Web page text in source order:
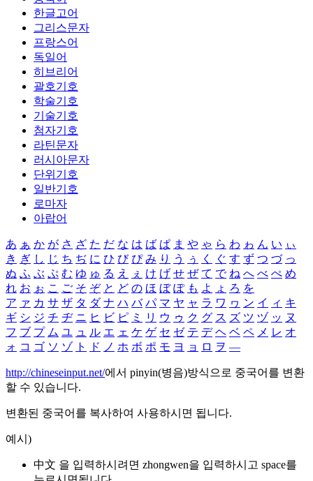
한글고어
그리스문자
프랑스어
독일어
히브리어
괄호기호
학술기호
기술기호
첨자기호
라틴문자
러시아문자
단위기호
일반기호
로마자
아랍어
あ ぁ か が さ ざ た だ な は ば ぱ ま や ゃ ら わ ゎ ん い ぃ
き ぎ し じ ち ぢ に ひ び ぴ み り う ぅ く ぐ す ず つ づ っ
ぬ ふ ぶ ぷ む ゆ ゅ る え ぇ け げ せ ぜ て で ね へ べ ぺ め
れ お ぉ こ ご そ ぞ と ど の ほ ぼ ぽ も よ ょ ろ を
ア ァ カ サ ザ タ ダ ナ ハ バ パ マ ヤ ャ ラ ワ ヮ ン イ ィ キ
ギ シ ジ チ ヂ ニ ヒ ビ ピ ミ リ ウ ゥ ク グ ス ズ ツ ヅ ッ ヌ
フ ブ プ ム ユ ュ ル エ ェ ケ ゲ セ ゼ テ デ ヘ ベ ペ メ レ オ
ォ コ ゴ ソ ゾ ト ド ノ ホ ボ ポ モ ヨ ョ ロ ヲ ―
http://chineseinput.net/에서 pinyin(병음)방식으로 중국어를 변환
할 수 있습니다.
변환된 중국어를 복사하여 사용하시면 됩니다.
예시)
中文 을 입력하시려면 zhongwen을 입력하시고 space를